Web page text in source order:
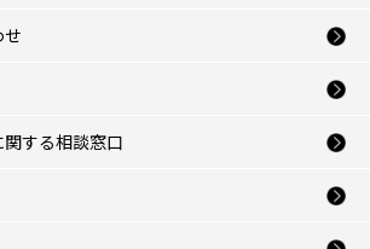
する相談窓口